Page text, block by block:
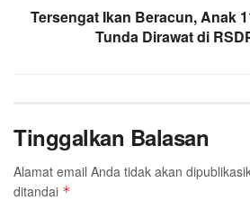
Tersengat Ikan Beracun, Anak
Tunda Dirawat di
Tinggalkan Balasan
Alamat email Anda tidak akan
ditandai *